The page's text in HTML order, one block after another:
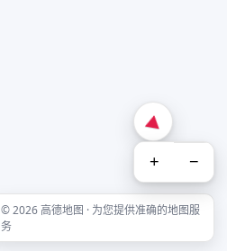
+ −
© 2026 高德地图 · 为您提供准确的地图服
务